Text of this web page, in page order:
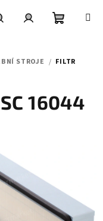
STROJE / FILTR
16044